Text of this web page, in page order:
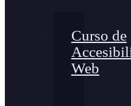
Curso de
Web